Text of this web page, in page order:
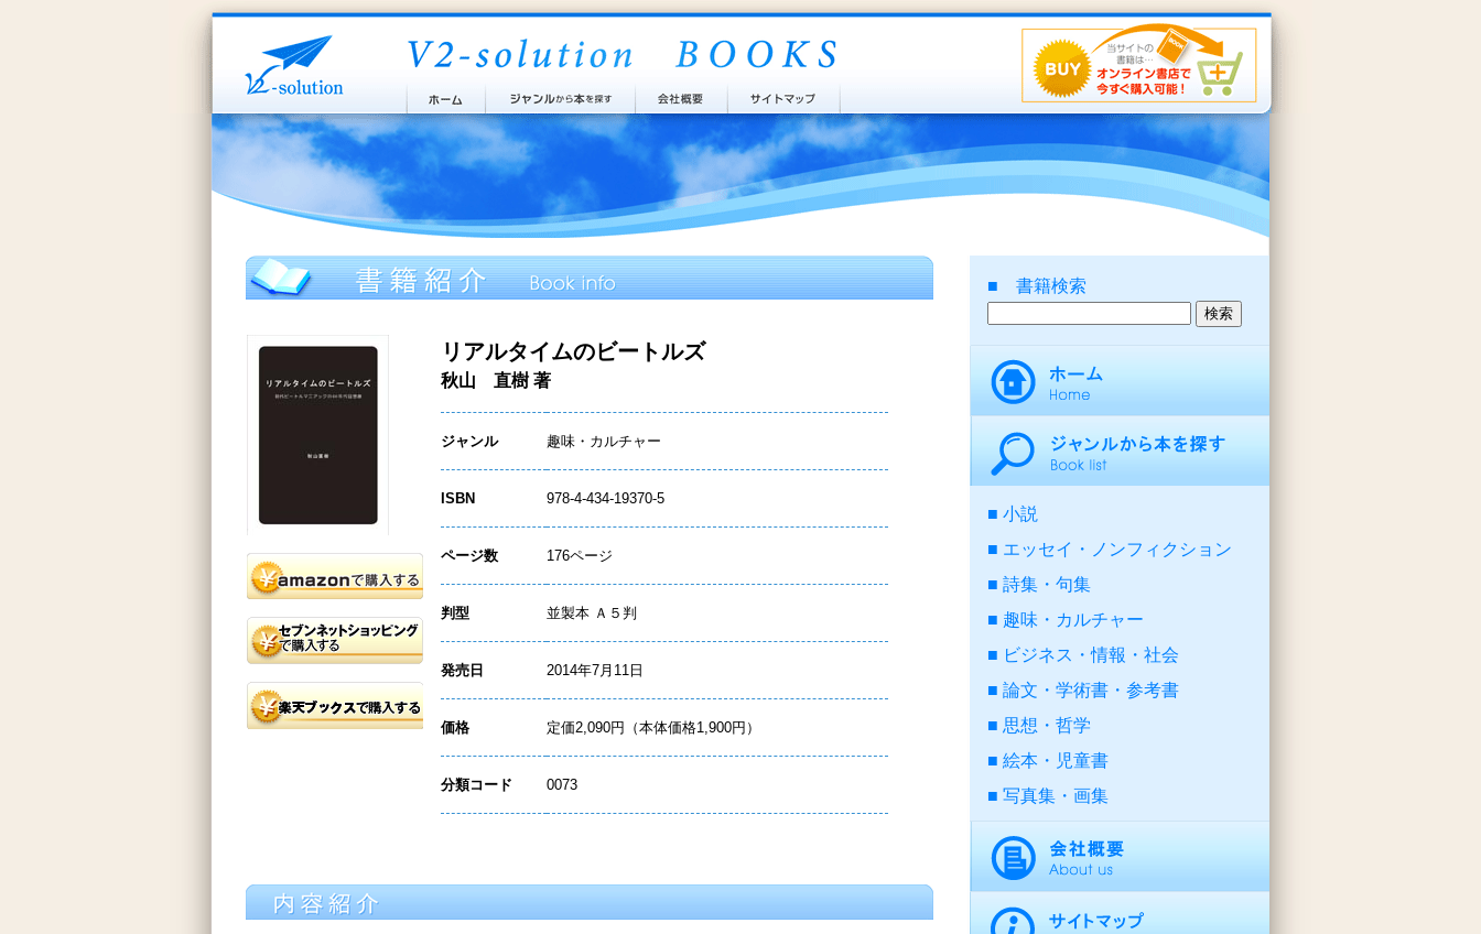
リアルタイムのビートルズ
秋山 直樹 著
ジャンル 趣味・カルチャー
ISBN 978-4-434-19370-5
ページ数 176ページ
判型 並製本 Ａ５判
発売日 2014年7月11日
価格 定価2,090円（本体価格1,900円）
分類コード 0073
■ 書籍検索
小説
エッセイ・ノンフィクション
詩集・句集
趣味・カルチャー
ビジネス・情報・社会
論文・学術書・参考書
思想・哲学
絵本・児童書
写真集・画集